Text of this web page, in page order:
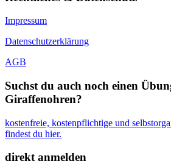
Impressum
Datenschutzerklärung
AGB
Suchst du auch noch einen
Giraffenohren?
kostenfreie, kostenpflichtige und
findest du hier.
direkt anmelden